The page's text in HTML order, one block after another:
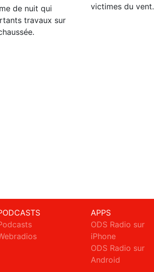
de nuit qui
travaux sur
victimes du vent.
APPS
ODS Radio sur
iPhone
ODS Radio sur
Android